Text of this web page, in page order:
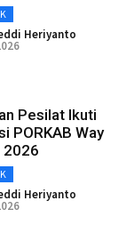
Heriyanto
Pesilat Ikuti
PORKAB Way
2026
Heriyanto